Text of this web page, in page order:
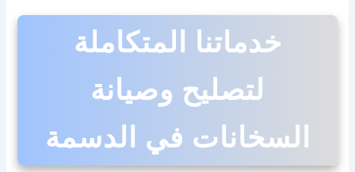
خدماتنا المتكاملة
لتصليح وصيانة
السخانات في الدسمة